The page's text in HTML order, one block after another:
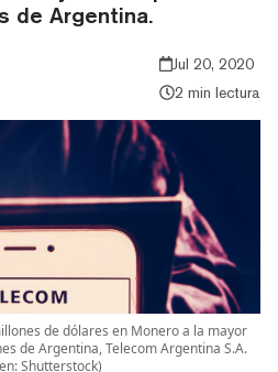
de Argentina.
Jul 20, 2020
2 min lectura
de dólares en Monero a la mayor
de Argentina, Telecom Argentina S.A.
Shutterstock)